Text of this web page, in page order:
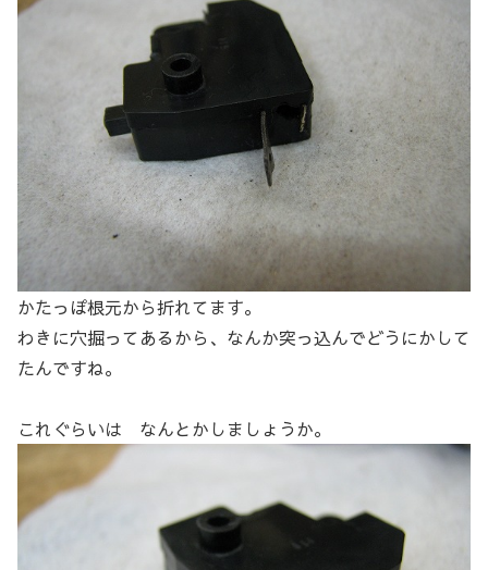
かたっぽ根元から折れてます。
わきに穴掘ってあるから、なんか突っ込んでどうにかして
たんですね。
これぐらいは なんとかしましょうか。